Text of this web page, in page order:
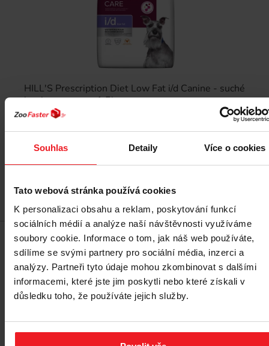
Souhlas Detaily Více o cookies
Tato webová stránka používá cookies
K personalizaci obsahu a reklam, poskytování funkcí
sociálních médií a analýze naší návštěvnosti využíváme
soubory cookie. Informace o tom, jak náš web používáte,
sdílíme se svými partnery pro sociální média, inzerci a
analýzy. Partneři tyto údaje mohou zkombinovat s dalšími
informacemi, které jste jim poskytli nebo které získali v
důsledku toho, že používáte jejich služby.
HILL'S Prescription Diet Low Fat i/d Canine - suché
krmivo pro psy - 1,5kg
376 Kč
Cenový hit